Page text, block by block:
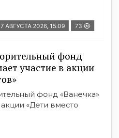
7 АВГУСТА 2026, 15:09 73
фонд
участие в акции
фонд «Ванечка»
«Дети вместо